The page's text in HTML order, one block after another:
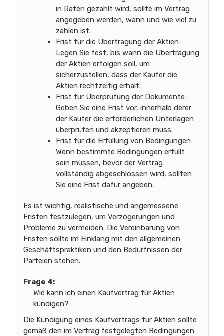
in Raten gezahlt wird, sollte im Vertrag
angegeben werden, wann und wie viel zu
zahlen ist.
Frist für die Übertragung der Aktien:
Legen Sie fest, bis wann die Übertragung
der Aktien erfolgen soll, um
sicherzustellen, dass der Käufer die
Aktien rechtzeitig erhält.
Frist für Überprüfung der Dokumente:
Geben Sie eine Frist vor, innerhalb derer
der Käufer die erforderlichen Unterlagen
überprüfen und akzeptieren muss.
Frist für die Erfüllung von Bedingungen:
Wenn bestimmte Bedingungen erfüllt
sein müssen, bevor der Vertrag
vollständig abgeschlossen wird, sollten
Sie eine Frist dafür angeben.
Es ist wichtig, realistische und angemessene
Fristen festzulegen, um Verzögerungen und
Probleme zu vermeiden. Die Vereinbarung von
Fristen sollte im Einklang mit den allgemeinen
Geschäftspraktiken und den Bedürfnissen der
Parteien stehen.
Frage 4:
Wie kann ich einen Kaufvertrag für Aktien
kündigen?
Die Kündigung eines Kaufvertrags für Aktien sollte
gemäß den im Vertrag festgelegten Bedingungen